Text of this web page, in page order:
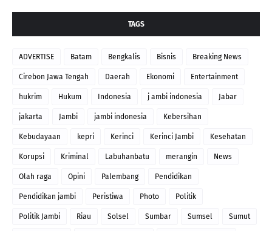
TAGS
ADVERTISE Batam Bengkalis Bisnis Breaking News
Cirebon Jawa Tengah Daerah Ekonomi Entertainment
hukrim Hukum Indonesia j ambi indonesia Jabar
jakarta Jambi jambi indonesia Kebersihan
Kebudayaan kepri Kerinci Kerinci Jambi Kesehatan
Korupsi Kriminal Labuhanbatu merangin News
Olah raga Opini Palembang Pendidikan
Pendidikan jambi Peristiwa Photo Politik
Politik Jambi Riau Solsel Sumbar Sumsel Sumut